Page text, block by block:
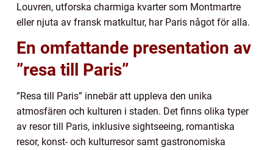
Louvren, utforska charmiga kvarter som Montmartre
eller njuta av fransk matkultur, har Paris något för alla.
En omfattande presentation av
”resa till Paris”
”Resa till Paris” innebär att uppleva den unika
atmosfären och kulturen i staden. Det finns olika typer
av resor till Paris, inklusive sightseeing, romantiska
resor, konst- och kulturresor samt gastronomiska